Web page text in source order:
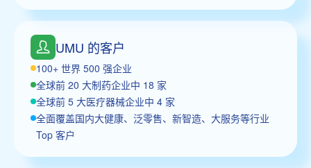
UMU 的客户
100+ 世界 500 强企业
全球前 20 大制药企业中 18 家
全球前 5 大医疗器械企业中 4 家
全面覆盖国内大健康、泛零售、新智造、大服务等行业
Top 客户